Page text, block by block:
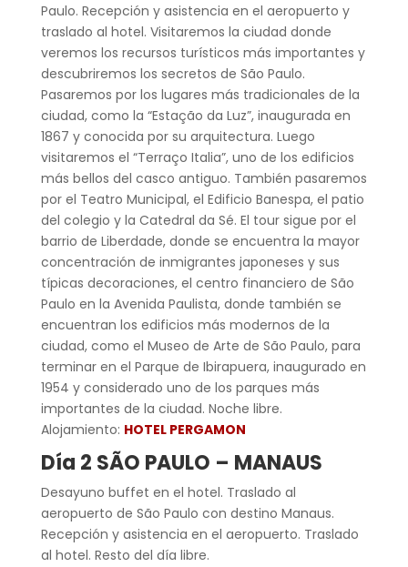
Paulo. Recepción y asistencia en el aeropuerto y
traslado al hotel. Visitaremos la ciudad donde
veremos los recursos turísticos más importantes y
descubriremos los secretos de São Paulo.
Pasaremos por los lugares más tradicionales de la
ciudad, como la “Estação da Luz”, inaugurada en
1867 y conocida por su arquitectura. Luego
visitaremos el “Terraço Italia”, uno de los edificios
más bellos del casco antiguo. También pasaremos
por el Teatro Municipal, el Edificio Banespa, el patio
del colegio y la Catedral da Sé. El tour sigue por el
barrio de Liberdade, donde se encuentra la mayor
concentración de inmigrantes japoneses y sus
típicas decoraciones, el centro financiero de São
Paulo en la Avenida Paulista, donde también se
encuentran los edificios más modernos de la
ciudad, como el Museo de Arte de São Paulo, para
terminar en el Parque de Ibirapuera, inaugurado en
1954 y considerado uno de los parques más
importantes de la ciudad. Noche libre.
Alojamiento: HOTEL PERGAMON
Día 2 SÃO PAULO – MANAUS
Desayuno buffet en el hotel. Traslado al
aeropuerto de São Paulo con destino Manaus.
Recepción y asistencia en el aeropuerto. Traslado
al hotel. Resto del día libre.